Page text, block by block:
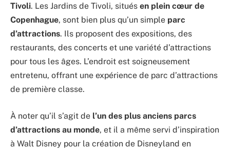
Tivoli. Les Jardins de Tivoli, situés en plein cœur de
Copenhague, sont bien plus qu’un simple parc
d’attractions. Ils proposent des expositions, des
restaurants, des concerts et une variété d’attractions
pour tous les âges. L’endroit est soigneusement
entretenu, offrant une expérience de parc d’attractions
de première classe.
À noter qu’il s’agit de l’un des plus anciens parcs
d’attractions au monde, et il a même servi d’inspiration
à Walt Disney pour la création de Disneyland en